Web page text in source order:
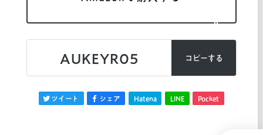
AUKEYR05 コピーする
ツイート シェア Hatena LINE Pocket